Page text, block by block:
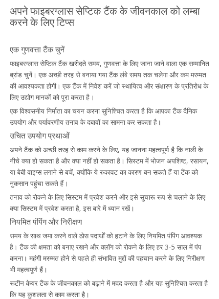
अपने फाइबरग्लास सेप्टिक टैंक के जीवनकाल को लम्बा
करने के लिए टिप्स
एक गुणवत्ता टैंक चुनें
फाइबरग्लास सेप्टिक टैंक खरीदते समय, गुणवत्ता के लिए जाना जाने वाला एक सम्मानित
ब्रांड चुनें। एक अच्छी तरह से बनाया गया टैंक लंबे समय तक चलेगा और कम मरम्मत
की आवश्यकता होगी। एक टैंक में निवेश करें जो स्थायित्व और संक्षारण के प्रतिरोध के
लिए उद्योग मानकों को पूरा करता है।
एक विश्वसनीय निर्माता का चयन करना सुनिश्चित करता है कि आपका टैंक दैनिक
उपयोग और पर्यावरणीय तनाव के दबावों का सामना कर सकता है।
उचित उपयोग प्रथाओं
अपने टैंक को अच्छी तरह से काम करने के लिए, यह जानना महत्वपूर्ण है कि नाली के
नीचे क्या हो सकता है और क्या नहीं हो सकता है। सिस्टम में भोजन अपशिष्ट, रसायन,
या बेबी वाइप्स लगाने से बचें, क्योंकि ये रुकावट का कारण बन सकते हैं या टैंक को
नुकसान पहुंचा सकते हैं।
तनाव को रोकने के लिए सिस्टम में प्रवेश करने और इसे सुचारू रूप से चलाने के लिए
क्या सिस्टम में प्रवेश करता है, इस बारे में ध्यान रखें।
नियमित पंपिंग और निरीक्षण
समय के साथ जमा करने वाले ठोस पदार्थों को हटाने के लिए नियमित पंपिंग आवश्यक
है। टैंक की क्षमता को बनाए रखने और क्लॉग को रोकने के लिए हर 3-5 साल में पंप
करना। महंगी मरम्मत होने से पहले ही संभावित मुद्दों की पहचान करने के लिए निरीक्षण
भी महत्वपूर्ण हैं।
रूटीन केयर टैंक के जीवनकाल को बढ़ाने में मदद करता है और यह सुनिश्चित करता है
कि यह कुशलता से काम करता है।